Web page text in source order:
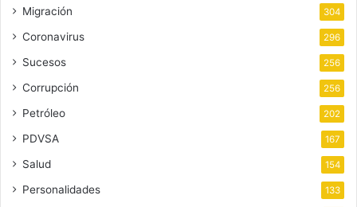
Migración 304
Coronavirus 296
Sucesos 256
Corrupción 256
Petróleo 202
PDVSA 167
Salud 154
Personalidades 133